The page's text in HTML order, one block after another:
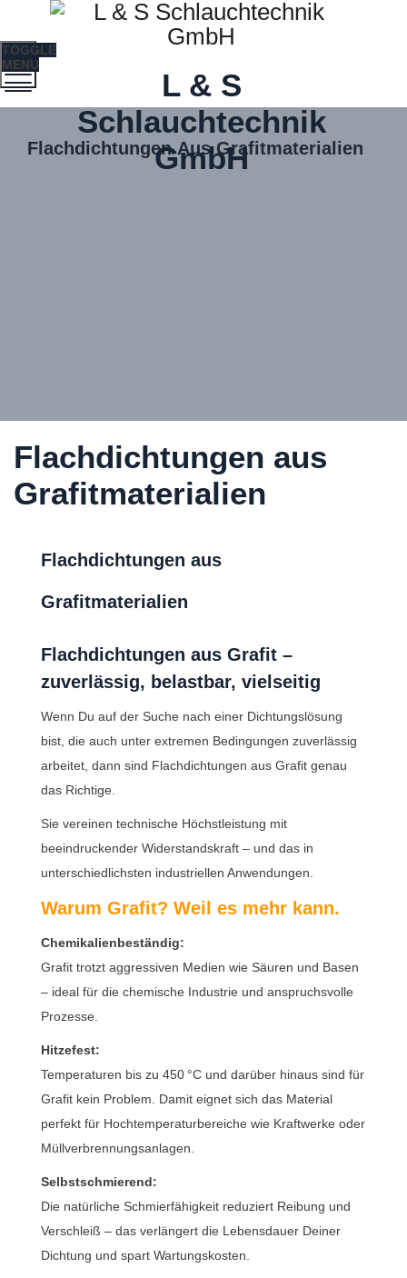
L & S
Schlauchtechnik
GmbH
TOGGLE
MENU
Flachdichtungen Aus Grafitmaterialien
Flachdichtungen aus
Grafitmaterialien
Flachdichtungen aus
Grafitmaterialien
Flachdichtungen aus Grafit –
zuverlässig, belastbar, vielseitig
Wenn Du auf der Suche nach einer Dichtungslösung
bist, die auch unter extremen Bedingungen zuverlässig
arbeitet, dann sind Flachdichtungen aus Grafit genau
das Richtige.
Sie vereinen technische Höchstleistung mit
beeindruckender Widerstandskraft – und das in
unterschiedlichsten industriellen Anwendungen.
Warum Grafit? Weil es mehr kann.
Chemikalienbeständig:
Grafit trotzt aggressiven Medien wie Säuren und Basen
– ideal für die chemische Industrie und anspruchsvolle
Prozesse.
Hitzefest:
Temperaturen bis zu 450 °C und darüber hinaus sind für
Grafit kein Problem. Damit eignet sich das Material
perfekt für Hochtemperaturbereiche wie Kraftwerke oder
Müllverbrennungsanlagen.
Selbstschmierend:
Die natürliche Schmierfähigkeit reduziert Reibung und
Verschleiß – das verlängert die Lebensdauer Deiner
Dichtung und spart Wartungskosten.